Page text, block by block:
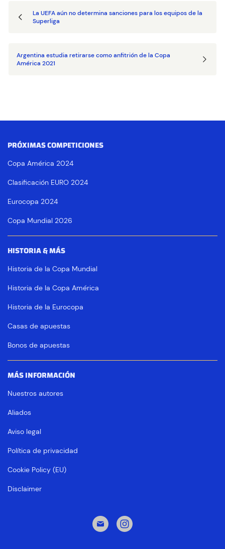
La UEFA aún no determina sanciones para los equipos de la
Superliga
Argentina estudia retirarse como anfitrión de la Copa
América 2021
PRÓXIMAS COMPETICIONES
Copa América 2024
Clasificación EURO 2024
Eurocopa 2024
Copa Mundial 2026
HISTORIA & MÁS
Historia de la Copa Mundial
Historia de la Copa América
Historia de la Eurocopa
Casas de apuestas
Bonos de apuestas
MÁS INFORMACIÓN
Nuestros autores
Aliados
Aviso legal
Política de privacidad
Cookie Policy (EU)
Disclaimer